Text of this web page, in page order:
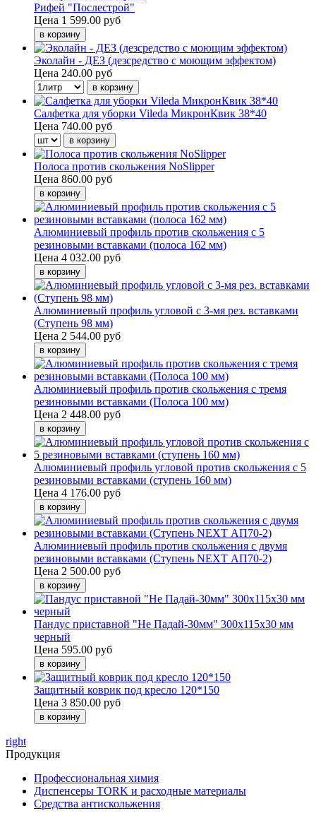
Рифей "Послестрой"
Цена 1 599.00 руб
Эколайн - ДЕЗ (дезсредство с моющим эффектом)
Цена 240.00 руб
Салфетка для уборки Vileda МикронКвик 38*40
Цена 740.00 руб
Полоса против скольжения NoSlipper
Цена 860.00 руб
Алюминиевый профиль против скольжения с 5
резиновыми вставками (полоса 162 мм)
Цена 4 032.00 руб
Алюминиевый профиль угловой с 3-мя рез. вставками
(Ступень 98 мм)
Цена 2 544.00 руб
Алюминиевый профиль против скольжения с тремя
резиновыми вставками (Полоса 100 мм)
Цена 2 448.00 руб
Алюминиевый профиль угловой против скольжения с 5
резиновыми вставками (ступень 160 мм)
Цена 4 176.00 руб
Алюминиевый профиль против скольжения с двумя
резиновыми вставками (Ступень NEXT АП70-2)
Цена 2 500.00 руб
Пандус приставной "Не Падай-30мм" 300х115х30 мм
черный
Цена 595.00 руб
Защитный коврик под кресло 120*150
Цена 3 850.00 руб
right
Продукция
Профессиональная химия
Диспенсеры TORK и расходные материалы
Cредства антискольжения